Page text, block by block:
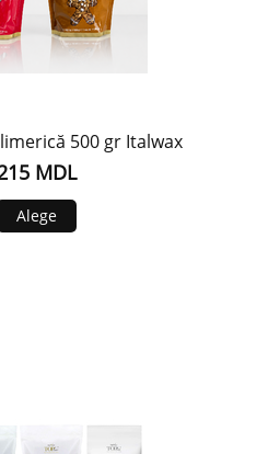
500 gr Italwax
MDL
Alege